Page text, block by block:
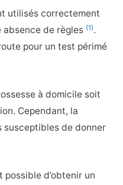
utilisés correctement
absence de règles (1).
pour un test périmé
à domicile soit
Cependant, la
susceptibles de donner
possible d’obtenir un